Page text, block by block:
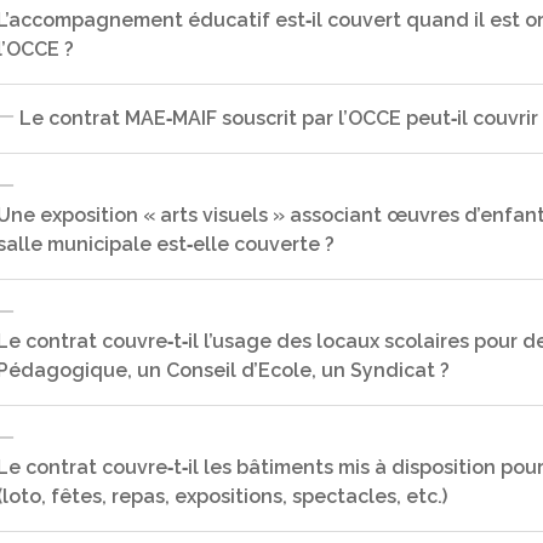
impossible la tenue du spectacle. Il conviendrait donc
ou de la DSDEN une injonction à ne pas se rendre
3 écoles sont regroupées en 1 coopérative et donc
peut déclarer posséder davantage de biens au
éducatif est‐il couvert quand il est
?
Non, l’association organisatrice devra être garantie pour ses
Le contrat MAE‐MAIF souscrit par l’OCCE peut‐il
même celles qui ont leur siège à l’école. Le contrat
adhérentes à l’OCCE, aucune autre structure
exposition « arts visuels » associant œuvres
municipale est‐elle couverte ?
dès lors que le mandataire de la coopérative en fait la
jusqu’à 77 000 € par la garantie de base. La
contrat couvre‐t‐il l’usage des locaux scolaires pour
un Conseil d’Ecole, un Syndicat ?
seules les réunions organisées par la coopérative ou
contrat couvre‐t‐il les bâtiments mis à disposition
fêtes, repas, expositions, spectacles, etc.)